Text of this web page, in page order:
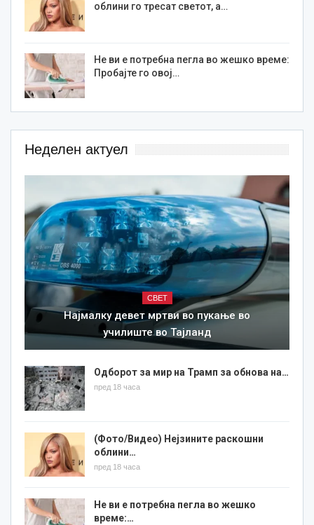
облини го тресат светот, а…
Не ви е потребна пегла во жешко време:
Пробајте го овој…
Неделен актуел
СВЕТ
Најмалку девет мртви во пукање во
училиште во Тајланд
Одборот за мир на Трамп за обнова на…
пред 18 часа
(Фото/Видео) Нејзините раскошни
облини…
пред 18 часа
Не ви е потребна пегла во жешко
време:…